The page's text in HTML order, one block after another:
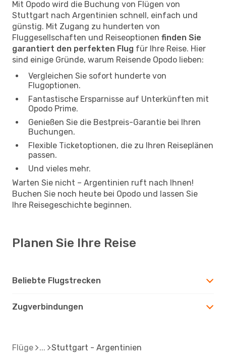
Mit Opodo wird die Buchung von Flügen von
Stuttgart nach Argentinien schnell, einfach und
günstig. Mit Zugang zu hunderten von
Fluggesellschaften und Reiseoptionen finden Sie
garantiert den perfekten Flug für Ihre Reise. Hier
sind einige Gründe, warum Reisende Opodo lieben:
Vergleichen Sie sofort hunderte von
Flugoptionen.
Fantastische Ersparnisse auf Unterkünften mit
Opodo Prime.
Genießen Sie die Bestpreis-Garantie bei Ihren
Buchungen.
Flexible Ticketoptionen, die zu Ihren Reiseplänen
passen.
Und vieles mehr.
Warten Sie nicht – Argentinien ruft nach Ihnen!
Buchen Sie noch heute bei Opodo und lassen Sie
Ihre Reisegeschichte beginnen.
Planen Sie Ihre Reise
Beliebte Flugstrecken
Zugverbindungen
Flüge Stuttgart - Argentinien